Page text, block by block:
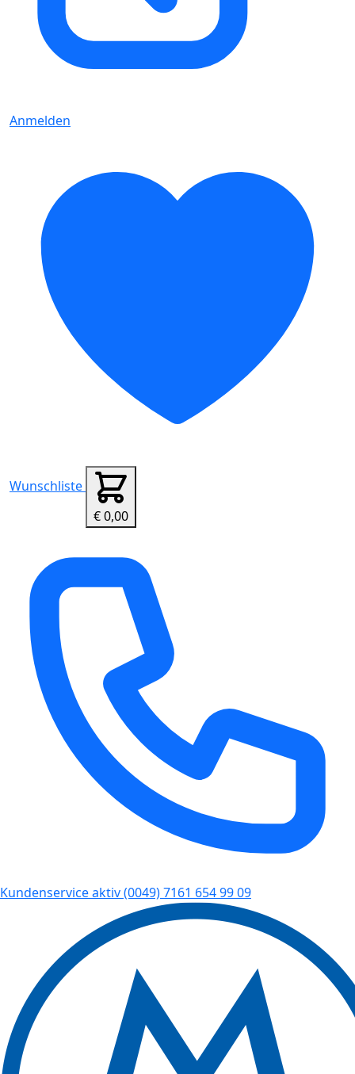
Anmelden
Wunschliste
€ 0,00
Kundenservice aktiv(0049) 7161 654 99 09